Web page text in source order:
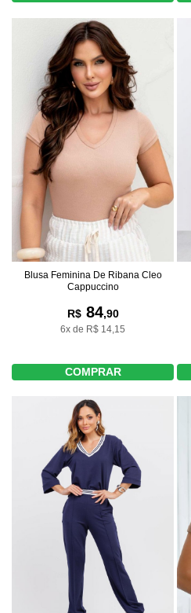
Blusa Feminina De Ribana Cleo
Cappuccino
R$84,90
6x de R$ 14,15
COMPRAR